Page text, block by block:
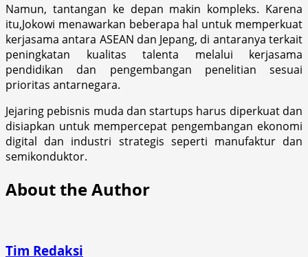
Namun, tantangan ke depan makin kompleks. Karena
itu,Jokowi menawarkan beberapa hal untuk memperkuat
kerjasama antara ASEAN dan Jepang, di antaranya terkait
peningkatan kualitas talenta melalui kerjasama
pendidikan dan pengembangan penelitian sesuai
prioritas antarnegara.
Jejaring pebisnis muda dan startups harus diperkuat dan
disiapkan untuk mempercepat pengembangan ekonomi
digital dan industri strategis seperti manufaktur dan
semikonduktor.
About the Author
Tim Redaksi